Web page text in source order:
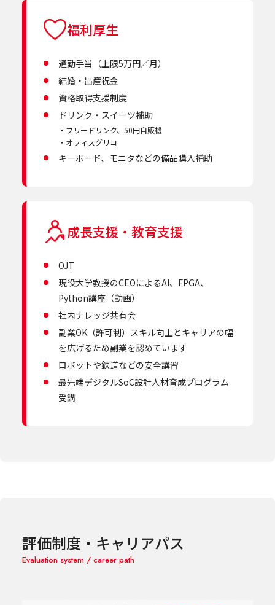
福利厚生
通勤手当（上限5万円／月）
結婚・出産祝金
資格取得支援制度
ドリンク・スイーツ補助
フリードリンク、50円自販機
オフィスグリコ
キーボード、モニタなどの備品購入補助
成長支援・教育支援
OJT
現役大学教授のCEOによるAI、FPGA、
Python講座（動画）
社内ナレッジ共有会
副業OK（許可制）スキル向上とキャリアの幅
を広げるため副業を認めています
ロボットや鉄道などの安全講習
最先端デジタルSoC設計人材育成プログラム
受講
評価制度・キャリアパス
Evaluation system / career path